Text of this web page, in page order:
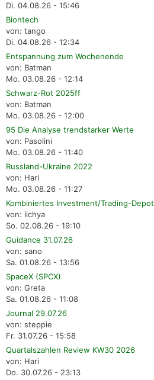
Di. 04.08.26 - 15:46
Biontech
von: tango
Di. 04.08.26 - 12:34
Entspannung zum Wochenende
von: Batman
Mo. 03.08.26 - 12:14
Schwarz-Rot 2025ff
von: Batman
Mo. 03.08.26 - 12:00
95 Die Analyse trendstarker Werte
von: Pasolini
Mo. 03.08.26 - 11:40
Russland-Ukraine 2022
von: Hari
Mo. 03.08.26 - 11:27
Kombiniertes Investment/Trading-Depot
von: ilchya
So. 02.08.26 - 19:10
Guidance 31.07.26
von: sano
Sa. 01.08.26 - 13:56
SpaceX (SPCX)
von: Greta
Sa. 01.08.26 - 11:08
Journal 29.07.26
von: steppie
Fr. 31.07.26 - 15:58
Quartalszahlen Review KW30 2026
von: Hari
Do. 30.07.26 - 23:13